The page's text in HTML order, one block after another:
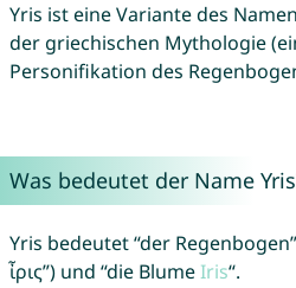
Yris ist eine Variante des
der griechischen Mythologie
Personifikation des
Was bedeutet der Name
Yris bedeutet “der
ἶρις”) und “die BlumeIris“.